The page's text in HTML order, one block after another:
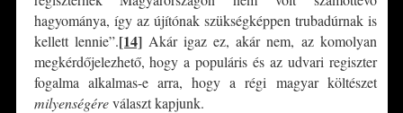
hagyománya, így az újítónak szükségképpen trubadúrnak is
kellett lennie”.[14]Akár igaz ez, akár nem, az komolyan
megkérdőjelezhető, hogy a populáris és az udvari regiszter
fogalma alkalmas-e arra, hogy a régi magyar költészet
milyenségéreválaszt kapjunk.